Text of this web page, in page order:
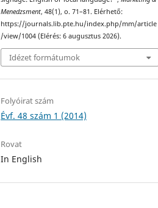
Menedzsment, 48(1), o. 71–81. Elérhető:
https://journals.lib.pte.hu/index.php/mm/article
/view/1004 (Elérés: 6 augusztus 2026).
Idézet formátumok
Folyóirat szám
Évf. 48 szám 1 (2014)
Rovat
In English